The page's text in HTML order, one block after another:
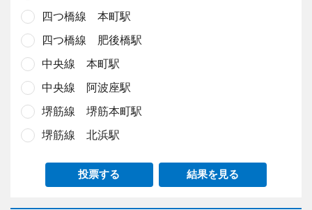
四つ橋線 本町駅
四つ橋線 肥後橋駅
中央線 本町駅
中央線 阿波座駅
堺筋線 堺筋本町駅
堺筋線 北浜駅
投票する 結果を見る